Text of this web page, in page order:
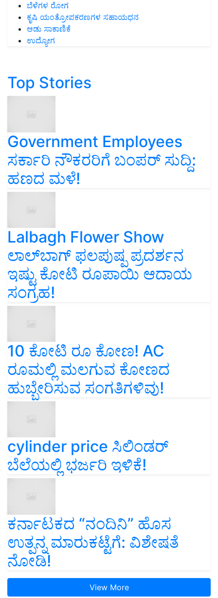
ಬೆಳೆಗಳ ರೋಗ
ಕೃಷಿ ಯಂತ್ರೋಪಕರಣಗಳ ಸಹಾಯಧನ
ಆಡು ಸಾಕಾಣಿಕೆ
ಉದ್ಯೋಗ
Top Stories
Government Employees
ಸರ್ಕಾರಿ ನೌಕರರಿಗೆ ಬಂಪರ್‌ ಸುದ್ದಿ:
ಹಣದ ಮಳೆ!
Lalbagh Flower Show
ಲಾಲ್‌ಬಾಗ್ ಫಲಪುಷ್ಪ ಪ್ರದರ್ಶನ
ಇಷ್ಟು ಕೋಟಿ ರೂಪಾಯಿ ಆದಾಯ
ಸಂಗ್ರಹ!
10 ಕೋಟಿ ರೂ ಕೋಣ! AC
ರೂಮಲ್ಲಿ ಮಲಗುವ ಕೋಣದ
ಹುಬ್ಬೇರಿಸುವ ಸಂಗತಿಗಳಿವು!
cylinder price ಸಿಲಿಂಡರ್‌
ಬೆಲೆಯಲ್ಲಿ ಭರ್ಜರಿ ಇಳಿಕೆ!
ಕರ್ನಾಟಕದ “ನಂದಿನಿ” ಹೊಸ
ಉತ್ಪನ್ನ ಮಾರುಕಟ್ಟೆಗೆ: ವಿಶೇಷತೆ
ನೋಡಿ!
View More